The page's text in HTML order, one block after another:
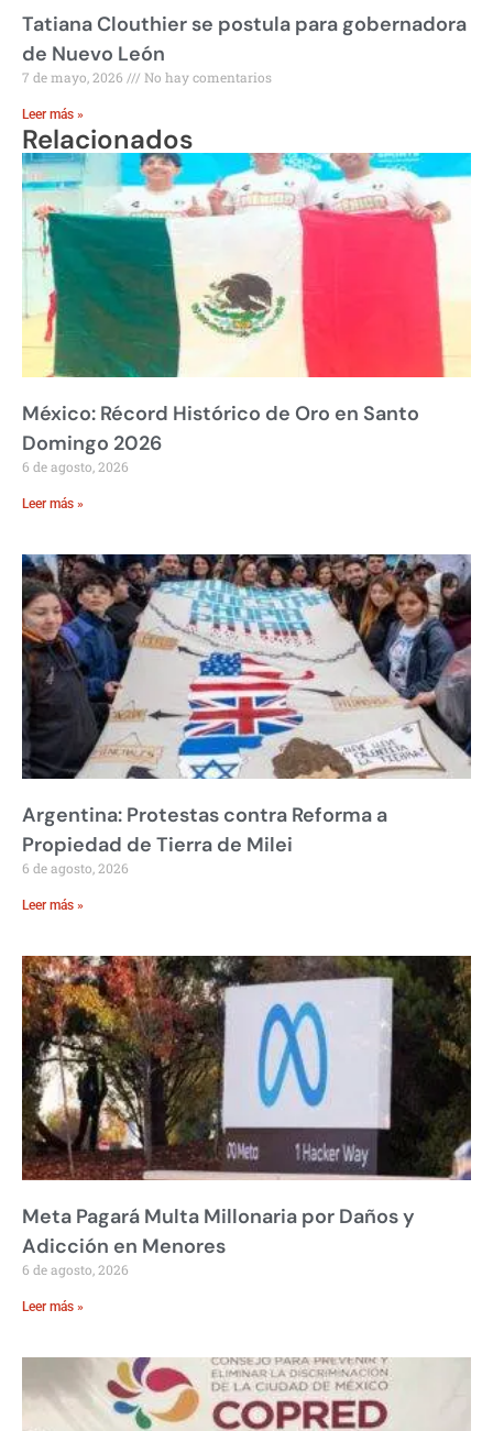
Tatiana Clouthier se postula para gobernadora
de Nuevo León
7 de mayo, 2026 No hay comentarios
Leer más »
Relacionados
México: Récord Histórico de Oro en Santo
Domingo 2026
6 de agosto, 2026
Leer más »
Argentina: Protestas contra Reforma a
Propiedad de Tierra de Milei
6 de agosto, 2026
Leer más »
Meta Pagará Multa Millonaria por Daños y
Adicción en Menores
6 de agosto, 2026
Leer más »